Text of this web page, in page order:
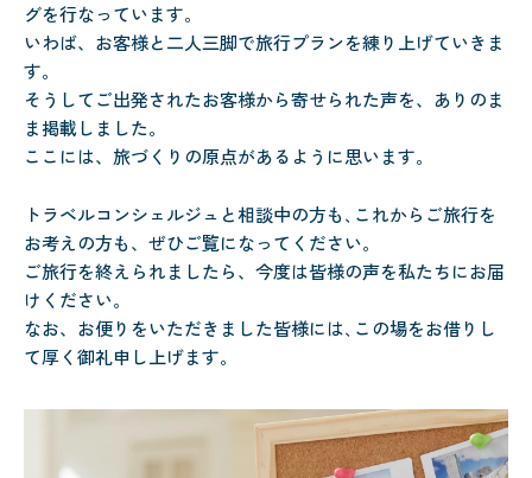
グを行なっています。
いわば、お客様と二人三脚で旅行プランを練り上げていきま
す。
そうしてご出発されたお客様から寄せられた声を、ありのま
ま掲載しました。
ここには、旅づくりの原点があるように思います。
トラベルコンシェルジュと相談中の方も､これからご旅行を
お考えの方も、ぜひご覧になってください。
ご旅行を終えられましたら、今度は皆様の声を私たちにお届
けください。
なお、お便りをいただきました皆様には､この場をお借りし
て厚く御礼申し上げます。